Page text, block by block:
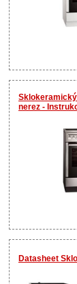
Sklokeramický
nerez -
Datasheet